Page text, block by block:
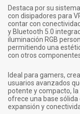
Destaca por su
con disipadores para
contar con
y Bluetooth 5.0
iluminación RGB
permitiendo una
con otros
Ideal para gamers,
usuarios avanzados
potente y compacto, la
ofrece una base
expansión y